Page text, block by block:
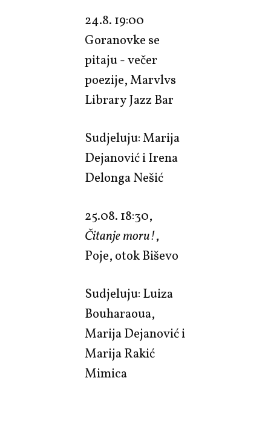
24.8. 19:00
Goranovke se
pitaju - večer
poezije, Marvlvs
Library Jazz Bar
Sudjeluju: Marija
Dejanović i Irena
Delonga Nešić
25.08. 18:30,
Čitanje moru!,
Poje, otok Biševo
Sudjeluju: Luiza
Bouharaoua,
Marija Dejanović i
Marija Rakić
Mimica